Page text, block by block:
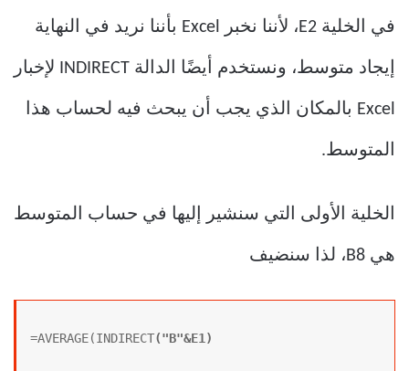
في الخلية E2، لأننا نخبر Excel بأننا نريد في النهاية
إيجاد متوسط، ونستخدم أيضًا الدالة INDIRECT لإخبار
Excel بالمكان الذي يجب أن يبحث فيه لحساب هذا
المتوسط.
الخلية الأولى التي سنشير إليها في حساب المتوسط
​​هي B8، لذا سنضيف
=AVERAGE(INDIRECT("B"&E1)